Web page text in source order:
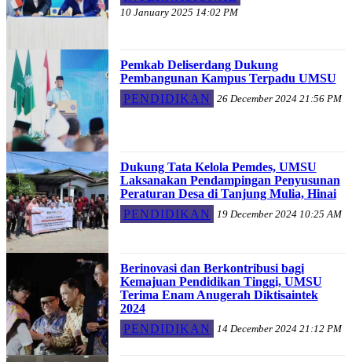
10 January 2025 14:02 PM
Pemkab Deliserdang Dukung
Pembangunan Kampus Terpadu UMSU
PENDIDIKAN
26 December 2024 21:56 PM
Dukung Tata Kelola Pemdes, UMSU
Laksanakan Pendampingan Penyusunan
Peraturan Desa di Tanjung Mulia, Hinai
PENDIDIKAN
19 December 2024 10:25 AM
Berinovasi dan Berkontribusi bagi
Kemajuan Pendidikan Tinggi, UMSU
Terima Enam Anugerah Diktisaintek
2024
PENDIDIKAN
14 December 2024 21:12 PM